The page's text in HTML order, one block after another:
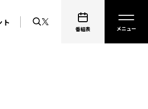
ト
番組表